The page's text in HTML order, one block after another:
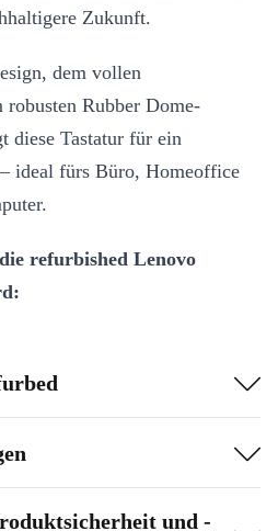
Zukunft.
dem vollen
Rubber Dome-
diese Tastatur für ein
ideal fürs Büro, Homeoffice
refurbished Lenovo
und -